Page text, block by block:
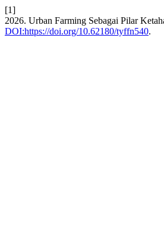
[1]
2026. Urban Farming Sebagai Pilar
DOI:https://doi.org/10.62180/tyffn540.